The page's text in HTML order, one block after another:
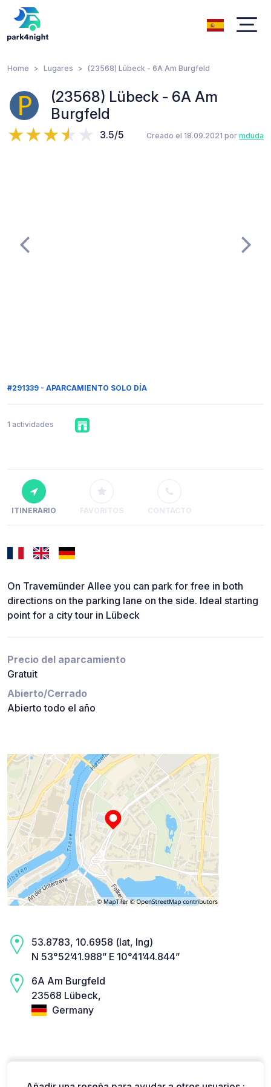
Home Lugares (23568) Lübeck - 6A Am Burgfeld
(23568) Lübeck - 6A Am
Burgfeld
3.5/5 Creado el 18.09.2021 por mduda
#291339 - APARCAMIENTO SOLO DÍA
1 actividades
ITINERARIO FAVORITOS CONTACTO
On Travemünder Allee you can park for free in both
directions on the parking lane on the side. Ideal starting
point for a city tour in Lübeck
Precio del aparcamiento
Gratuit
Abierto/Cerrado
Abierto todo el año
53.8783, 10.6958 (lat, lng)
N 53°52’41.988” E 10°41’44.844”
6A Am Burgfeld
23568 Lübeck,
Germany